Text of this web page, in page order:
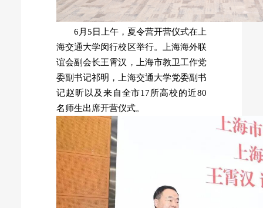
6月5日上午，夏令营开营仪式在上
海交通大学闵行校区举行。上海海外联
谊会副会长王霄汉，上海市教卫工作党
委副书记祁明，上海交通大学党委副书
记赵昕以及来自全市17所高校的近80
名师生出席开营仪式。